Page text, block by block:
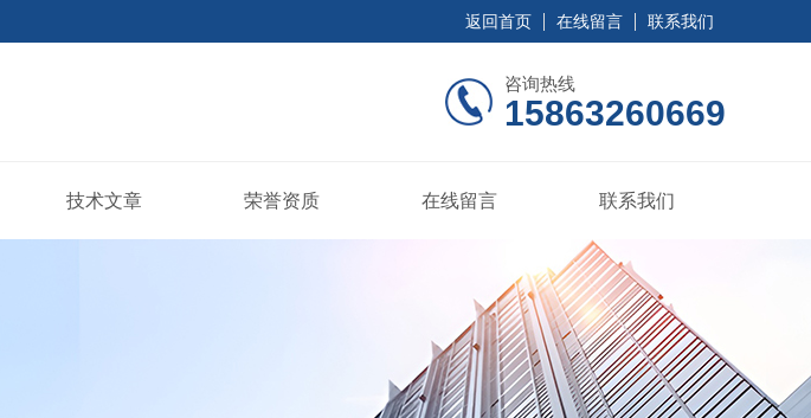
返回首页 在线留言 联系我们
咨询热线
15863260669
技术文章 荣誉资质 在线留言 联系我们